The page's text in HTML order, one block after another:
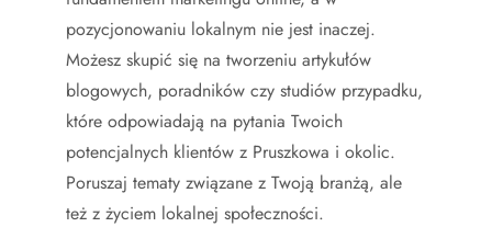
pozycjonowaniu lokalnym nie jest inaczej.
Możesz skupić się na tworzeniu artykułów
blogowych, poradników czy studiów przypadku,
które odpowiadają na pytania Twoich
potencjalnych klientów z Pruszkowa i okolic.
Poruszaj tematy związane z Twoją branżą, ale
też z życiem lokalnej społeczności.